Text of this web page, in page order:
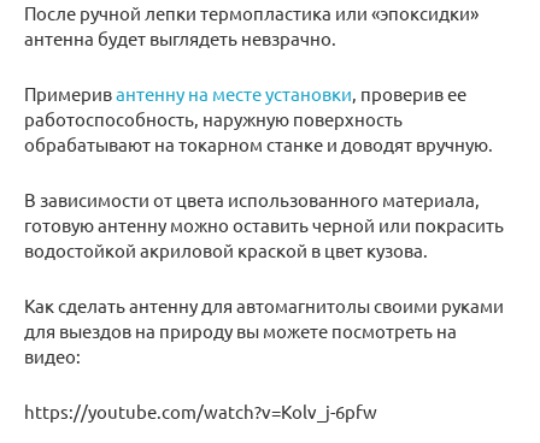
После ручной лепки термопластика или «эпоксидки»
антенна будет выглядеть невзрачно.
Примеривантенну на месте установки, проверив ее
работоспособность, наружную поверхность
обрабатывают на токарном станке и доводят вручную.
В зависимости от цвета использованного материала,
готовую антенну можно оставить черной или покрасить
водостойкой акриловой краской в цвет кузова.
Как сделать антенну для автомагнитолы своими руками
для выездов на природу вы можете посмотреть на
видео:
https://youtube.com/watch?v=Kolv_j-6pfw